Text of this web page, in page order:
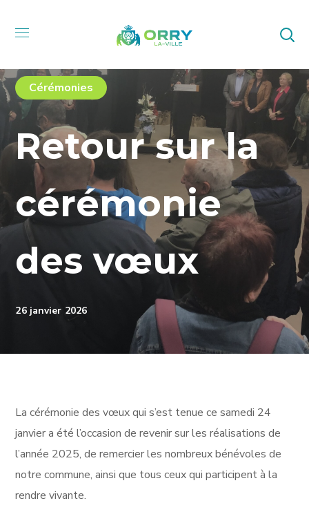
Cérémonies
Retour sur la
cérémonie
des vœux
26 janvier 2026
La cérémonie des vœux qui s’est tenue ce samedi 24
janvier a été l’occasion de revenir sur les réalisations de
l’année 2025, de remercier les nombreux bénévoles de
notre commune, ainsi que tous ceux qui participent à la
rendre vivante.